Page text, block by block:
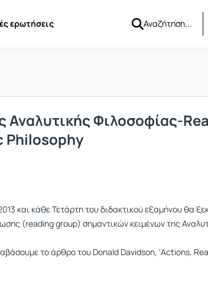
ερωτήσεις
Φιλοσοφίας-
Philosophy
και κάθε Τετάρτη του διδακτικού εξαμήνου θα
(reading group) σημαντικών κειμένων της
το άρθρο του Donald Davidson, ‘Actions,